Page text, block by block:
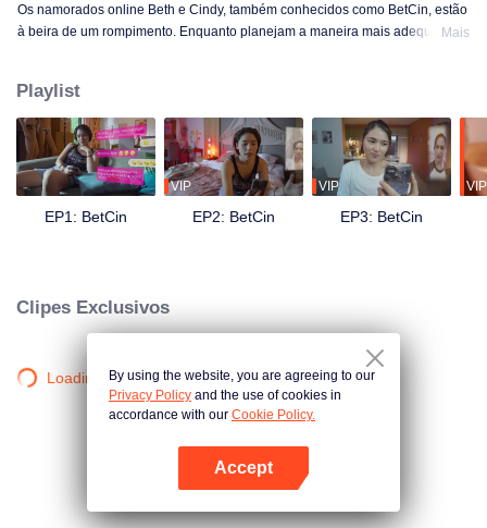
Abra o programa
Os namorados online Beth e Cindy, também conhecidos como BetCin, estão
à beira de um rompimento. Enquanto planejam a maneira mais adequada
semifinalistas na nossa busca por #RelationshipGoals. O que está em jogo?
Uma quantia em dinheiro de 10 milhões de pesos e muitos outros prêmios!
Eles realmente precisam do dinheiro, mas conseguirão fingir que são o
casal ideal enquanto cada Umami curte, compartilha e comenta todas as
postagens de suas mídias sociais? Eles serão capazes de suportar as
Mais
Playlist
EP1: BetCin
VIP
EP2: BetCin
VIP
EP3: BetCin
VIP
Clipes Exclusivos
Loading…By using the website, you are agreeing to our
Privacy Policy and the use of cookies in
accordance with our Cookie Policy.
Accept